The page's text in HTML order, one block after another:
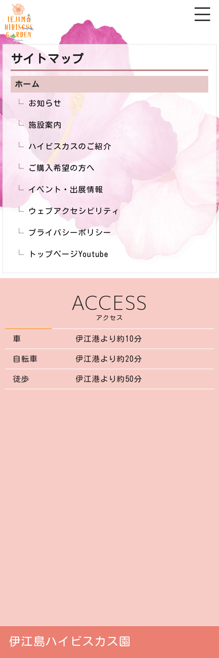
サイトマップ
ホーム
お知らせ
施設案内
ハイビスカスのご紹介
ご購入希望の方へ
イベント・出展情報
ウェブアクセシビリティ
プライバシーポリシー
トップページYoutube
ACCESS
アクセス
車 伊江港より約10分
自転車 伊江港より約20分
徒歩 伊江港より約50分
伊江島ハイビスカス園